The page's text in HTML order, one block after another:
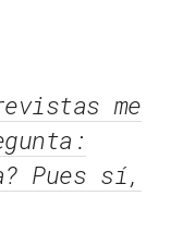
me
Pues sí,